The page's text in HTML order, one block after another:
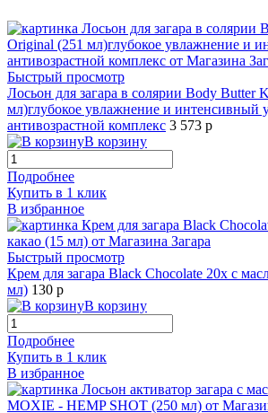
Быстрый просмотр
Лосьон для загара в солярии Body Butter
мл)глубокое увлажнение и интенсивный
антивозрастной комплекс 3 573 р
В корзину
Подробнее
Купить в 1 клик
В избранное
Быстрый просмотр
Крем для загара Black Chocolate 20х с
мл) 130 р
В корзину
Подробнее
Купить в 1 клик
В избранное